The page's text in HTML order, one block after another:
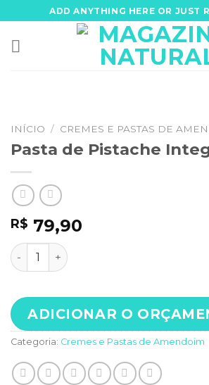
to
content
ADD ANYTHING HERE OR JUST
INÍCIO / CREMES E PASTAS DE
Pasta de Pistache
R$ 79,90
Pasta de Pistache Integral 150g
ADICIONAR O
Categoria: Cremes e Pastas de Amendoim